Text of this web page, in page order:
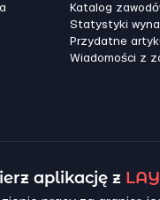
Katalog
Statystyki
Przydatne
Wiadomości z
aplikację z